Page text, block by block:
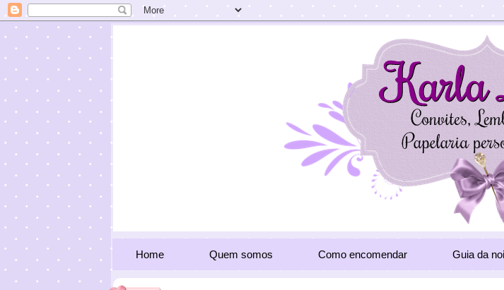
Home Quem somos Como encomendar Guia da